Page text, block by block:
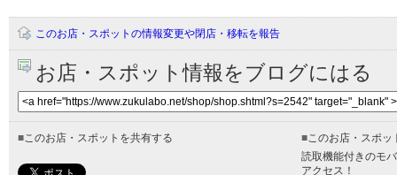
このお店・スポットの情報変更や閉店・移転を報告
お店・スポット情報をブログにはる
■このお店・スポットを共有する ■このお店・スポッ
読取機能付きのモ
アクセス！